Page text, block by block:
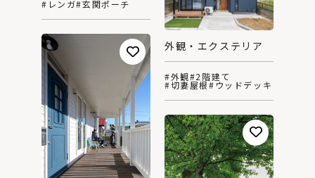
#レンガ#玄関ポーチ
外観・エクステリア
#外観#2階建て
#切妻屋根#ウッドデッキ